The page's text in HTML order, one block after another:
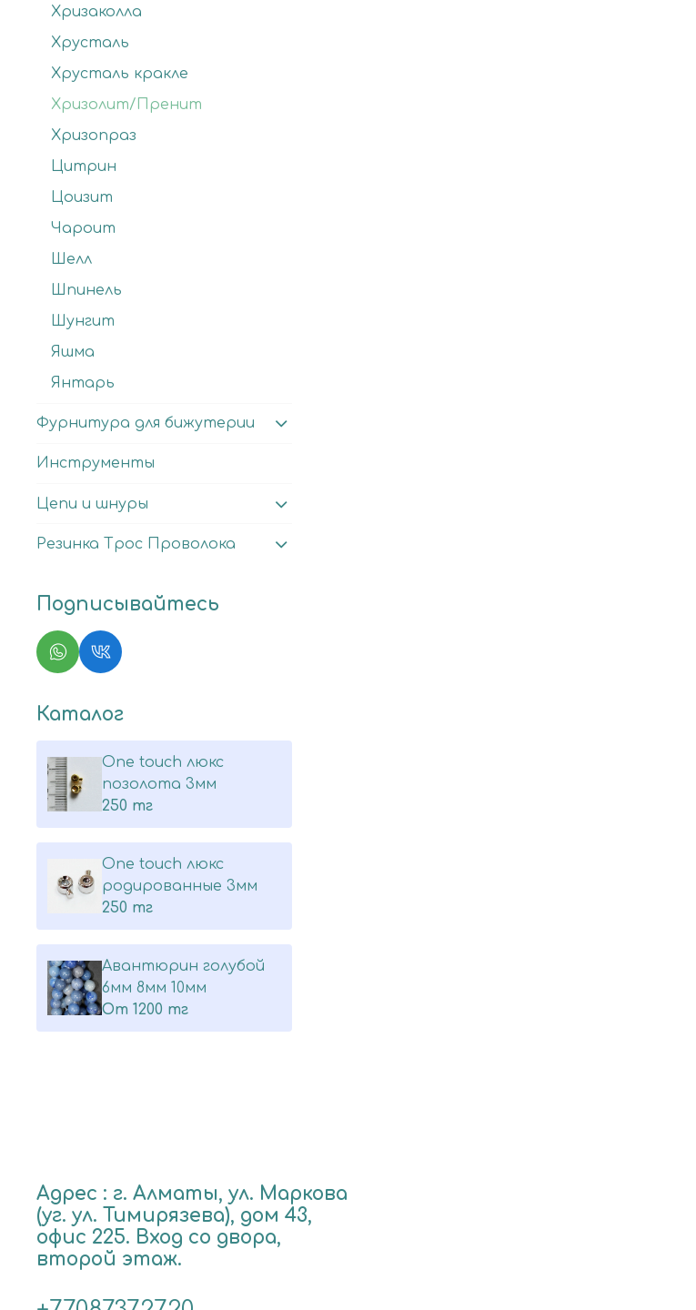
Хризаколла
Хрусталь
Хрусталь кракле
Хризолит/Пренит
Хризопраз
Цитрин
Цоизит
Чароит
Шелл
Шпинель
Шунгит
Яшма
Янтарь
Фурнитура для бижутерии
Инструменты
Цепи и шнуры
Резинка Трос Проволока
Подписывайтесь
Каталог
One touch люкс
позолота 3мм
250 тг
One touch люкс
родированные 3мм
250 тг
Авантюрин голубой
6мм 8мм 10мм
От 1200 тг
Адрес : г. Алматы, ул. Маркова
(уг. ул. Тимирязева), дом 43,
офис 225. Вход со двора,
второй этаж.